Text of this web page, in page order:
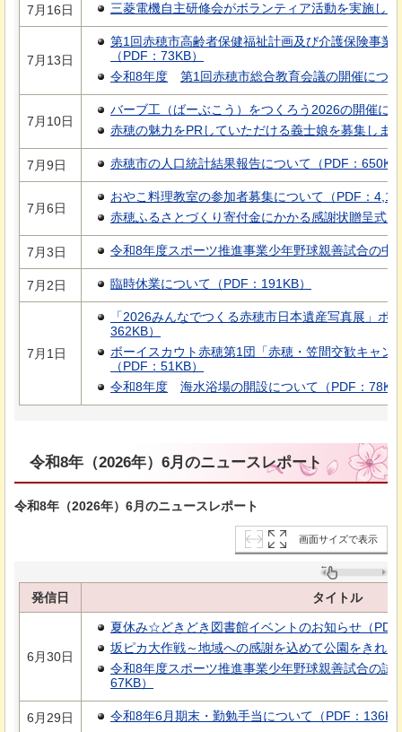
7月16日 三菱電機自主研修会がボランティア活動を実施し
7月13日
第1回赤穂市高齢者保健福祉計画及び介護保険事業
（PDF：73KB）
令和8年度
第1回赤穂市総合教育会議の開催につ
7月10日
バーブ工（ばーぶこう）をつくろう2026の開催に
赤穂の魅力をPRしていただける義士娘を募集しま
7月9日 赤穂市の人口統計結果報告について（PDF：650KB
7月6日
おやこ料理教室の参加者募集について（PDF：
赤穂ふるさとづくり寄付金にかかる感謝状贈呈式
7月3日 令和8年度スポーツ推進事業少年野球親善試合の中
7月2日 臨時休業について（PDF：191KB）
7月1日
「2026みんなでつくる赤穂市日本遺産写真展」ポ
362KB）
ボーイスカウト赤穂第1団「赤穂・笠間交歓キャン
（PDF：51KB）
令和8年度
海水浴場の開設について（PDF：78KB
令和8年（2026年）6月のニュースレポート
令和8年（2026年）6月のニュースレポート
画面サイズで表示
発信日 タイトル
6月30日
夏休み☆どきどき図書館イベントのお知らせ（
坂ピカ大作戦～地域への感謝を込めて公園をきれ
令和8年度スポーツ推進事業少年野球親善試合の試
67KB）
6月29日 令和8年6月期末・勤勉手当について（PDF：